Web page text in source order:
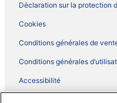
Déclaration sur la protection
Cookies
Conditions générales de
Conditions générales
Accessibilité